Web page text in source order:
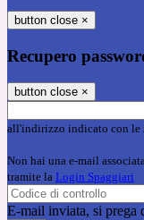
button close ×
Recupero
button close ×
all'indirizzo indicato con le
Non hai una e-mail
tramite la Login Spaggiari
E-mail inviata, si prega